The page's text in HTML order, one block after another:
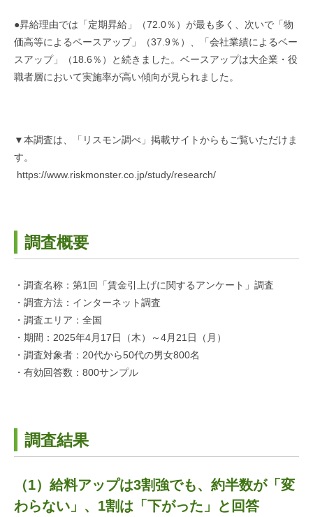
●昇給理由では「定期昇給」（72.0％）が最も多く、次いで「物
価高等によるベースアップ」（37.9％）、「会社業績によるベー
スアップ」（18.6％）と続きました。ベースアップは大企業・役
職者層において実施率が高い傾向が見られました。
▼本調査は、「リスモン調べ」掲載サイトからもご覧いただけま
す。
https://www.riskmonster.co.jp/study/research/
調査概要
・調査名称：第1回「賃金引上げに関するアンケート」調査
・調査方法：インターネット調査
・調査エリア：全国
・期間：2025年4月17日（木）～4月21日（月）
・調査対象者：20代から50代の男女800名
・有効回答数：800サンプル
調査結果
（1）給料アップは3割強でも、約半数が「変
わらない」、1割は「下がった」と回答